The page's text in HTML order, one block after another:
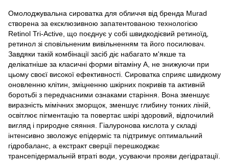
Омолоджувальна сироватка для обличчя від бренда Murad
створена за ексклюзивною запатентованою технологією
Retinol Tri-Active, що поєднує у собі швидкодієвий ретиноїд,
ретинол зі сповільненим вивільненням та його посилювач.
Завдяки такій комбінації засіб діє набагато м'якше та
делікатніше за класичні форми вітаміну А, не знижуючи при
цьому своєї високої ефективності. Сироватка сприяє швидкому
оновленню клітин, зміцненню шкірних покривів та активній
боротьбі з передчасними ознаками старіння. Вона зменшує
виразність мімічних зморщок, зменшує глибину тонких ліній,
освітлює пігментацію та повертає шкірі здоровий, відпочилий
вигляд і природне сяяння. Гіалуронова кислота у складі
інтенсивно зволожує епідерміс та підтримує оптимальний
гідробаланс, а екстракт сверції перешкоджає
трансепідермальній втраті води, усуваючи прояви дегідратації.